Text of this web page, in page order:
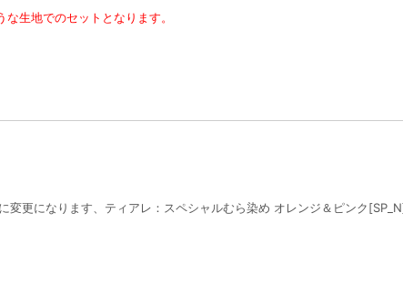
生地でのセットとなります。
になります、ティアレ：スペシャルむら染め オレンジ＆ピンク